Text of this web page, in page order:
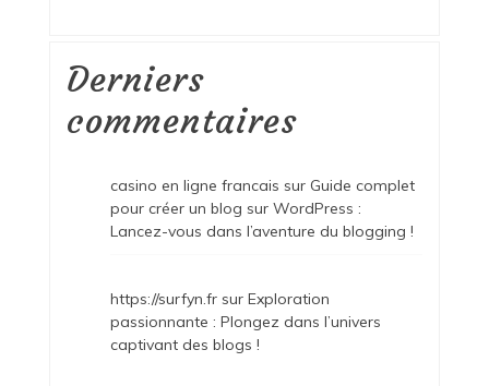
Derniers
commentaires
casino en ligne francais sur Guide complet
pour créer un blog sur WordPress :
Lancez-vous dans l’aventure du blogging !
https://surfyn.frsur Exploration
passionnante : Plongez dans l’univers
captivant des blogs !